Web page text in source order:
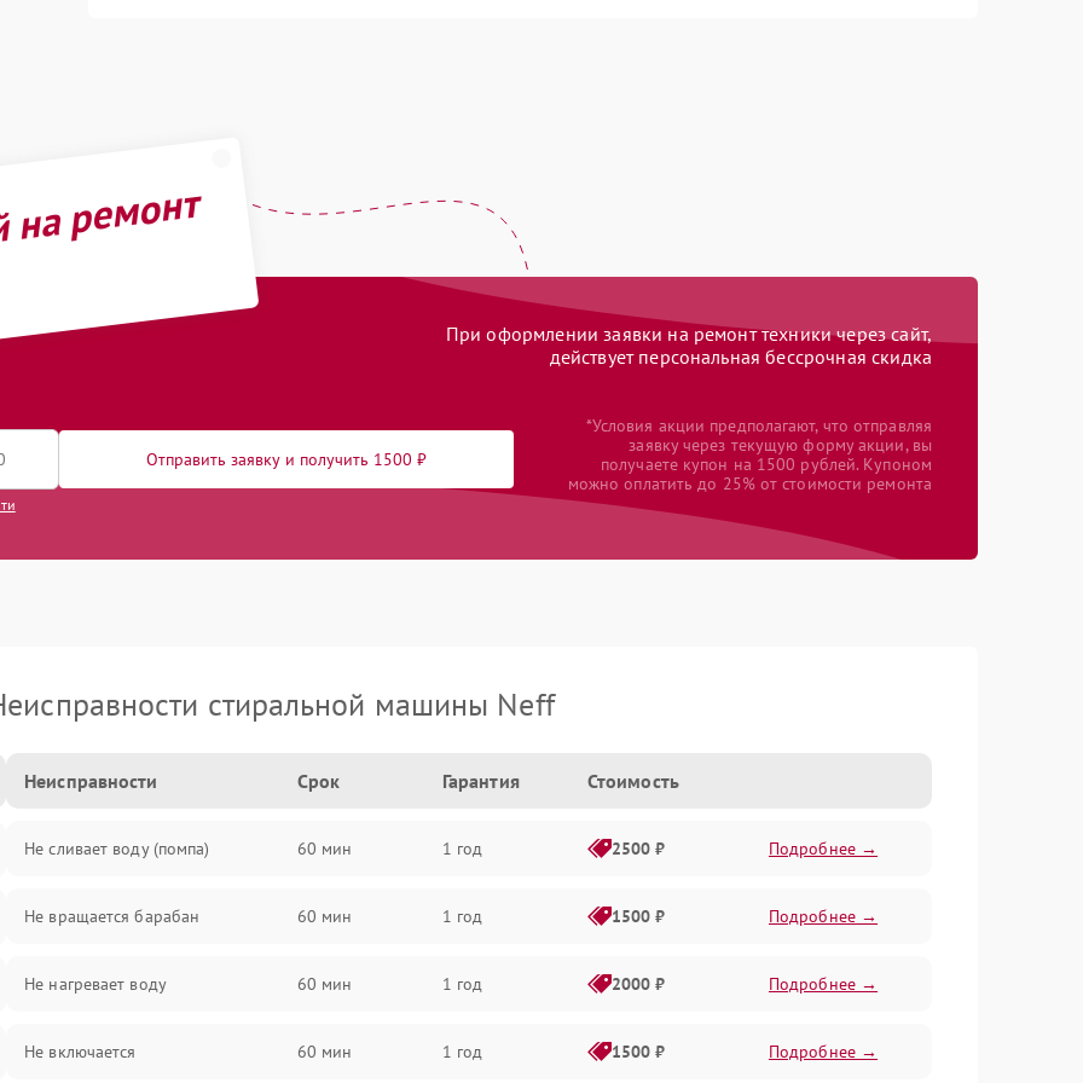
ремонт
При оформлении заявки на ремонт техники через сайт,
действует персональная бессрочная скидка
Отправить заявку и получить 1500 ₽
*Условия акции предполагают, что отправляя
заявку через текущую форму акции, вы
получаете купон на 1500 рублей. Купоном
можно оплатить до 25% от стоимости ремонта
стиральной машины Neff
Неисправности Срок Гарантия Стоимость
Не сливает воду (помпа) 60 мин 1 год 2500 ₽ Подробнее →
Не вращается барабан 60 мин 1 год 1500 ₽ Подробнее →
Не нагревает воду 60 мин 1 год 2000 ₽ Подробнее →
Не включается 60 мин 1 год 1500 ₽ Подробнее →